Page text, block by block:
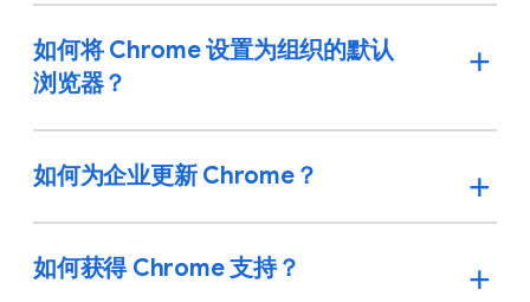
如何将 Chrome 设置为组织的默认
浏览器？
如何为企业更新 Chrome？
如何获得 Chrome 支持？